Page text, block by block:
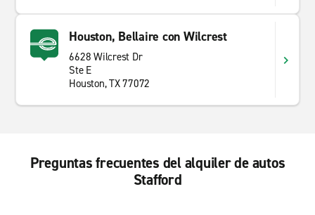
Houston, Bellaire con Wilcrest
6628 Wilcrest Dr
Ste E
Houston, TX 77072
Preguntas frecuentes del alquiler de autos
Stafford